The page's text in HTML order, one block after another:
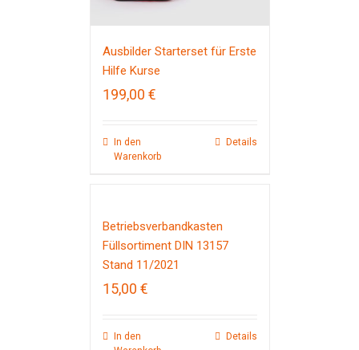
Ausbilder Starterset für Erste
Hilfe Kurse
199,00 €
In den
Warenkorb
Details
Betriebsverbandkasten
Füllsortiment DIN 13157
Stand 11/2021
15,00 €
In den
Details